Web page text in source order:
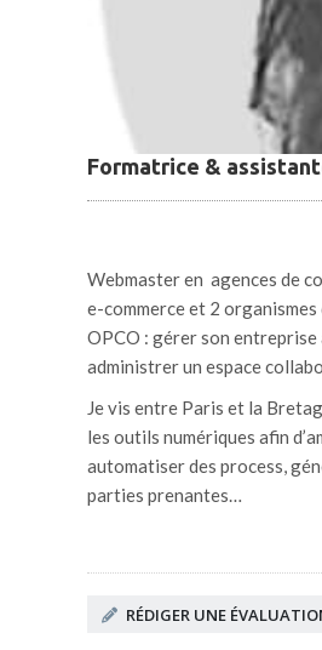
Formatrice &
Webmaster en agences de
e-commerce et 2
OPCO : gérer son entreprise
administrer un espace
Je vis entre Paris et la
les outils numériques afin
automatiser des process,
parties prenantes…
RÉDIGER UNE